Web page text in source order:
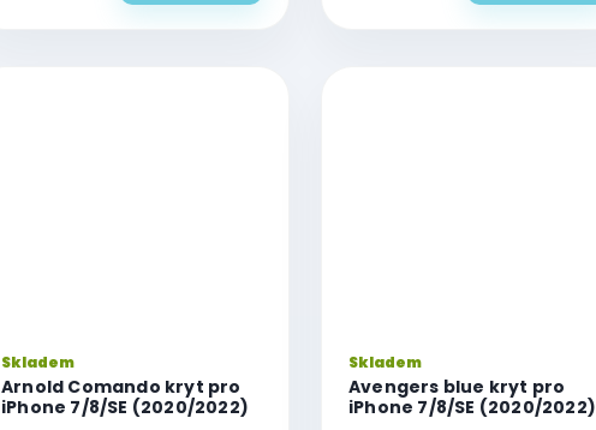
Arnold Comando kryt pro
iPhone 7/8/SE (2020/2022)
Skladem
Avengers blue kryt pro
iPhone 7/8/SE (2020/2022)
Skladem